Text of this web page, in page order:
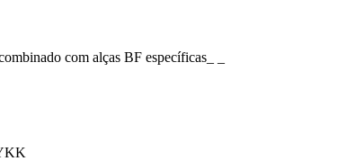
com alças BF específicas_ _